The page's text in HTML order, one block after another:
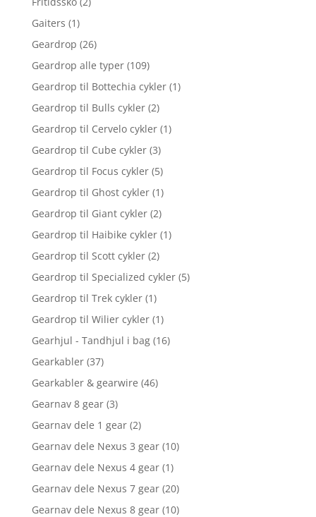
Gaiters (1)
Geardrop (26)
Geardrop alle typer (109)
Geardrop til Bottechia cykler (1)
Geardrop til Bulls cykler (2)
Geardrop til Cervelo cykler (1)
Geardrop til Cube cykler (3)
Geardrop til Focus cykler (5)
Geardrop til Ghost cykler (1)
Geardrop til Giant cykler (2)
Geardrop til Haibike cykler (1)
Geardrop til Scott cykler (2)
Geardrop til Specialized cykler (5)
Geardrop til Trek cykler (1)
Geardrop til Wilier cykler (1)
Gearhjul - Tandhjul i bag (16)
Gearkabler (37)
Gearkabler & gearwire (46)
Gearnav 8 gear (3)
Gearnav dele 1 gear (2)
Gearnav dele Nexus 3 gear (10)
Gearnav dele Nexus 4 gear (1)
Gearnav dele Nexus 7 gear (20)
Gearnav dele Nexus 8 gear (10)